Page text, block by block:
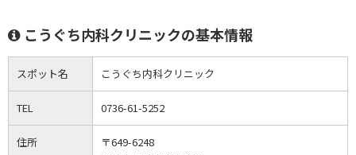
こうぐち内科クリニックの基本情報
スポット名 こうぐち内科クリニック
TEL 0736-61-5252
住所
〒649-6248